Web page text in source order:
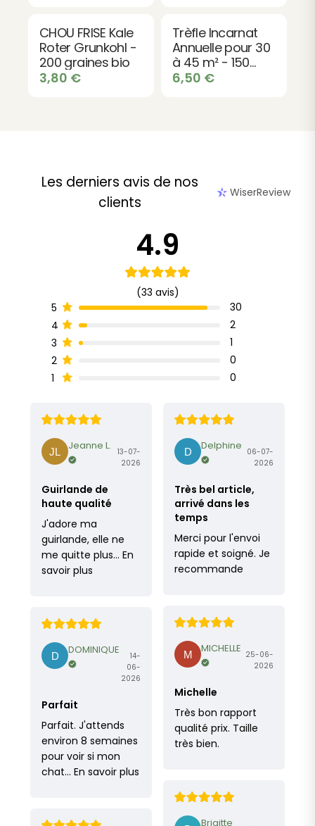
CHOU FRISE Kale
Roter Grunkohl -
200 graines bio
3,80 €
Trèfle Incarnat
Annuelle pour 30
à 45 m² - 150
graines bio
6,50 €
Les derniers avis de nos
clients
WiserReview
4.9
(33 avis)
5
30
4
2
3
1
2
0
1
0
Jeanne L.
13-07-
2026
Guirlande de
haute qualité
J'adore ma
guirlande, elle ne
me quitte plus… En
savoir plus
Delphine 06-07-
2026
Très bel article,
arrivé dans les
temps
Merci pour l'envoi
rapide et soigné. Je
recommande
MICHELLE 25-06-
2026
Michelle
Très bon rapport
qualité prix. Taille
très bien.
DOMINIQUE
14-
06-
2026
Parfait
Parfait. J'attends
environ 8 semaines
pour voir si mon
chat… En savoir plus
Brigitte